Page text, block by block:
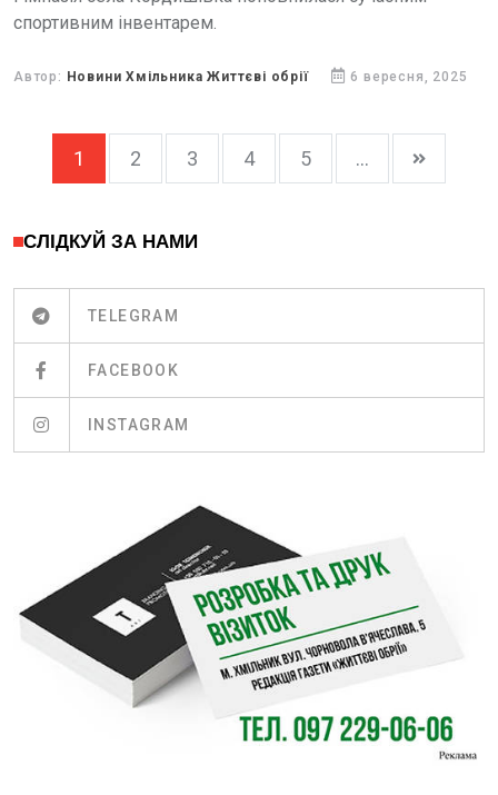
спортивним інвентарем.
Автор: Новини Хмільника Життєві обрії 6 вересня, 2025
1 2 3 4 5 ...
СЛІДКУЙ ЗА НАМИ
TELEGRAM
FACEBOOK
INSTAGRAM